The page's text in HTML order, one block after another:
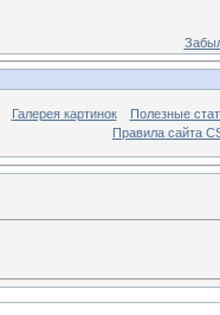
Галерея картинок
Полезные
Правила сайта